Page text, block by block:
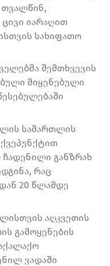
ცივი იარაღით
სახიფათო
შემთხვევის
მიყენებული
სამართლის
ქვეპუნქტით
ჩადენილი განზრახ
რაც
20 წლამდე
აღკვეთის
გამოყენების
ვადაში